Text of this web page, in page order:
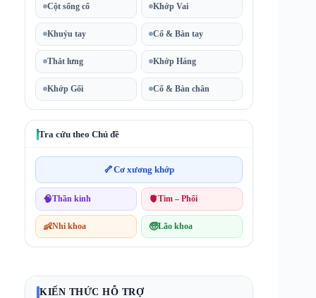
Cột sống cổ Khớp Vai
Khuỷu tay Cổ & Bàn tay
Thắt lưng Khớp Háng
Khớp Gối Cổ & Bàn chân
Tra cứu theo Chủ đề
🦴Cơ xương khớp
🧠Thần kinh 🫀Tim – Phổi
👶Nhi khoa 🧓Lão khoa
KIẾN THỨC HỖ TRỢ